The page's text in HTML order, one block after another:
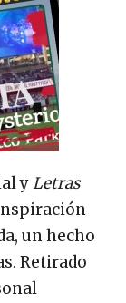
yLetras
un hecho
Retirado